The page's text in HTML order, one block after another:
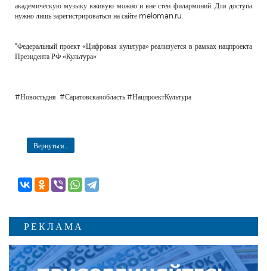
академическую музыку вживую можно и вне стен филармоний. Для доступа
нужно лишь зарегистрироваться на сайте meloman.ru.
*Федеральный проект «Цифровая культура» реализуется в рамках нацпроекта
Президента РФ «Культура»
#Новостьдня #Саратовскаяобласть #НацпроектКультура
Вернуться...
РЕКЛАМА